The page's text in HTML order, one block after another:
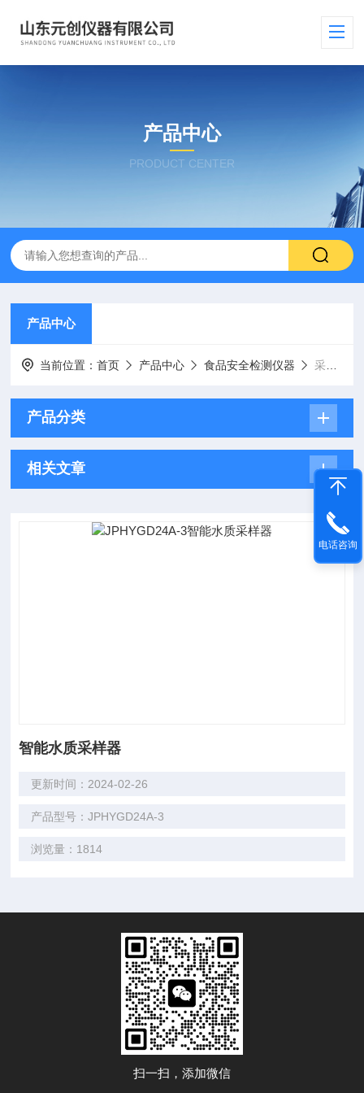
产品中心
PRODUCT CENTER
产品中心
当前位置：首页 产品中心 食品安全检测仪器 采样器
产品分类
相关文章
智能水质采样器
更新时间：2024-02-26
产品型号：JPHYGD24A-3
浏览量：1814
扫一扫，添加微信
电话咨询